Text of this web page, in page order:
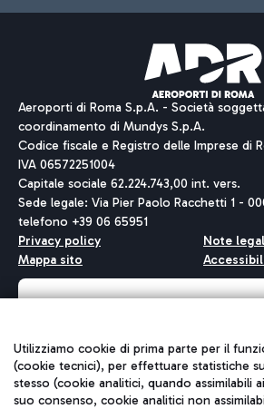
Aeroporti di Roma S.p.A. - Società
coordinamento di Mundys S.p.A.
Codice fiscale e Registro delle Imprese di
IVA 06572251004
Capitale sociale 62.224.743,00 int. vers.
Sede legale: Via Pier Paolo Racchetti 1 -
telefono +39 06 65951
Privacy policy
Note
Mappa sito
QUALITÀ SOSTENIBILITÀ
Utilizziamo cookie di prima parte per il
(cookie tecnici), per effettuare statistiche
stesso (cookie analitici, quando assimilabili
suo consenso, cookie analitici non